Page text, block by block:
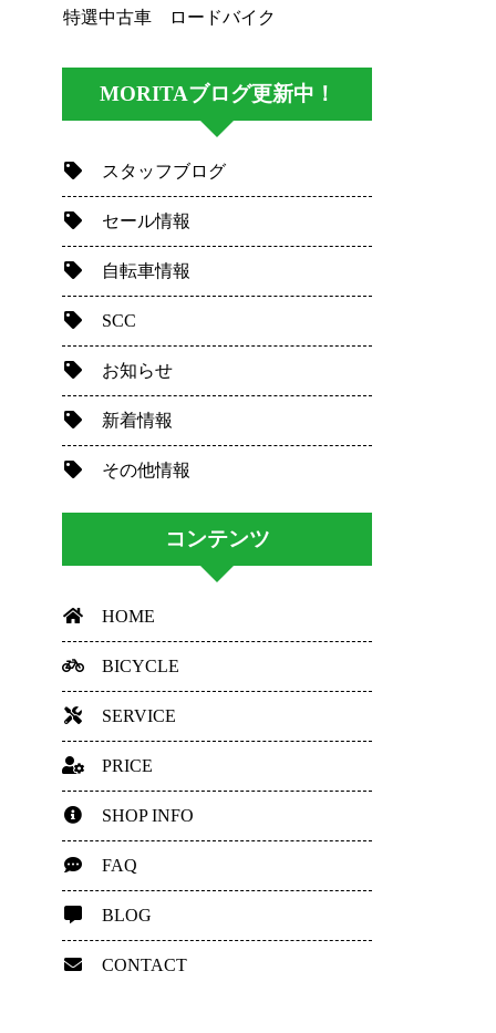
特選中古車 ロードバイク
MORITAブログ更新中！
スタッフブログ
セール情報
自転車情報
SCC
お知らせ
新着情報
その他情報
コンテンツ
HOME
BICYCLE
SERVICE
PRICE
SHOP INFO
FAQ
BLOG
CONTACT